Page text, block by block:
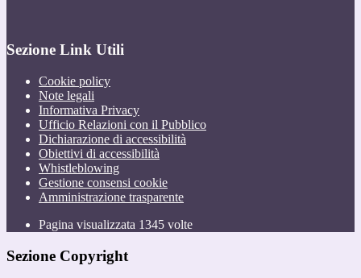
Sezione Link Utili
Cookie policy
Note legali
Informativa Privacy
Ufficio Relazioni con il Pubblico
Dichiarazione di accessibilità
Obiettivi di accessibilità
Whistleblowing
Gestione consensi cookie
Amministrazione trasparente
Pagina visualizzata 1345 volte
Sezione Copyright